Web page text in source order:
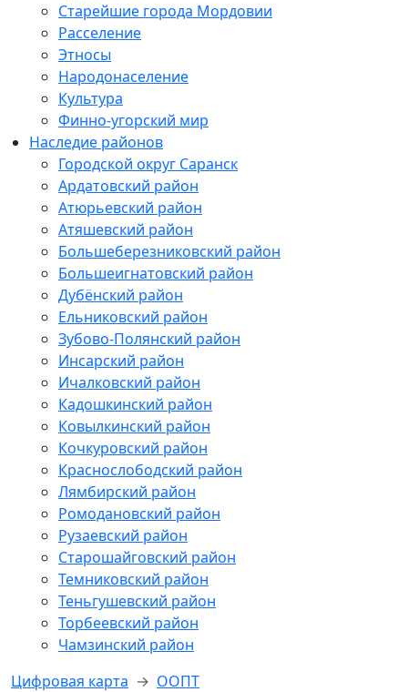
Старейшие города Мордовии
Расселение
Этносы
Народонаселение
Культура
Финно-угорский мир
Наследие районов
Городской округ Саранск
Ардатовский район
Атюрьевский район
Атяшевский район
Большеберезниковский район
Большеигнатовский район
Дубёнский район
Ельниковский район
Зубово-Полянский район
Инсарский район
Ичалковский район
Кадошкинский район
Ковылкинский район
Кочкуровский район
Краснослободский район
Лямбирский район
Ромодановский район
Рузаевский район
Старошайговский район
Темниковский район
Теньгушевский район
Торбеевский район
Чамзинский район
Цифровая карта
ООПТ